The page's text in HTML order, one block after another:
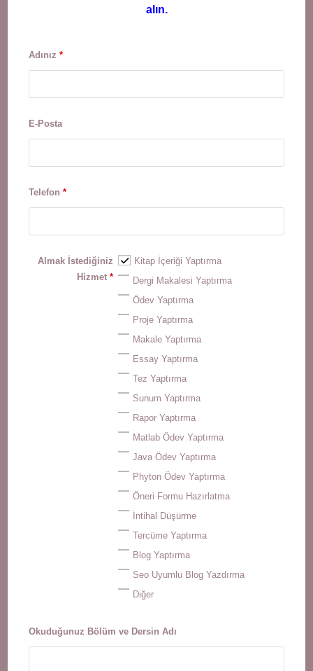
alın.
Adınız*
E-Posta
Telefon*
Almak İstediğiniz
Hizmet *
Kitap İçeriği Yaptırma
Dergi Makalesi Yaptırma
Ödev Yaptırma
Proje Yaptırma
Makale Yaptırma
Essay Yaptırma
Tez Yaptırma
Sunum Yaptırma
Rapor Yaptırma
Matlab Ödev Yaptırma
Java Ödev Yaptırma
Phyton Ödev Yaptırma
Öneri Formu Hazırlatma
İntihal Düşürme
Tercüme Yaptırma
Blog Yaptırma
Seo Uyumlu Blog Yazdırma
Diğer
Okuduğunuz Bölüm ve Dersin Adı